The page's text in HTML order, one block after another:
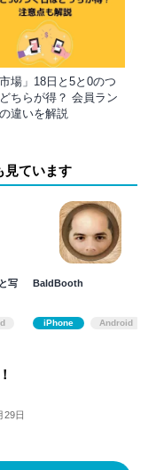
市場」18日と5と0のつ
ちらが得？ 会員ラン
違いを解説
見ています
写
BaldBooth
iPhone Android
29日